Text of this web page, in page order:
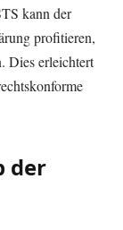
kann der
profitieren,
Dies erleichtert
der